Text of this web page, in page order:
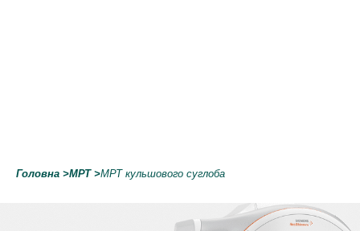
Головна >МРТ>МРТ кульшового суглоба